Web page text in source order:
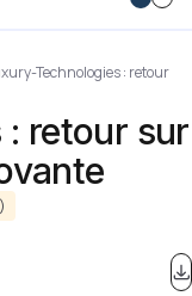
Technologies : retour
retour sur